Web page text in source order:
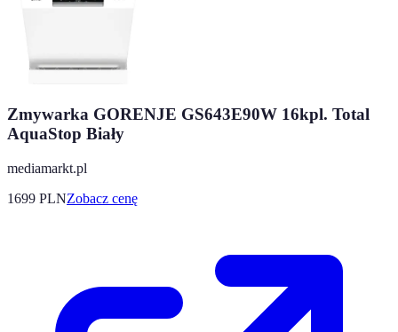
Zmywarka GORENJE GS643E90W 16kpl. Total
AquaStop Biały
mediamarkt.pl
1699 PLNZobacz cenę